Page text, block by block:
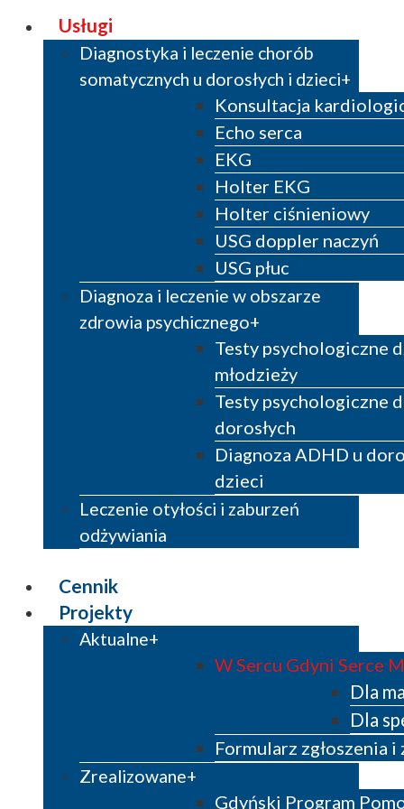
Usługi
Diagnostyka i leczenie chorób
somatycznych u dorosłych i dzieci
Konsultacja
Echo serca
EKG
Holter EKG
Holter ciśnieniowy
USG doppler naczyń
USG płuc
Diagnoza i leczenie w obszarze
zdrowia psychicznego
Testy psychologiczne
młodzieży
Testy psychologiczne
dorosłych
Diagnoza ADHD u
dzieci
Leczenie otyłości i zaburzeń
odżywiania
Cennik
Projekty
Aktualne
W Sercu Gdyni Serce
Dla
Dla
Formularz zgłoszenia i
Zrealizowane
Gdyński Program